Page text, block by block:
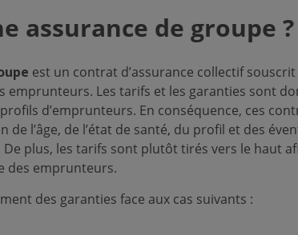
assurance de groupe ?
est un contrat d’assurance collectif
emprunteurs. Les tarifs et les garanties sont
d’emprunteurs. En conséquence, ces
l’âge, de l’état de santé, du profil et des
plus, les tarifs sont plutôt tirés vers le haut
des emprunteurs.
des garanties face aux cas suivants :